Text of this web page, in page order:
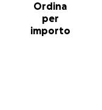
Ordina
per
importo